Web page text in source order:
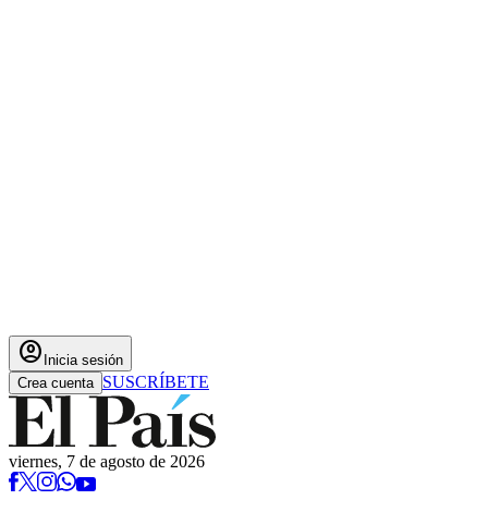
account_circle Inicia sesión
Crea cuenta SUSCRÍBETE
viernes, 7 de agosto de 2026